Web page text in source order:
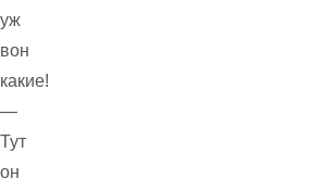
уж
вон
какие!
—
Тут
он